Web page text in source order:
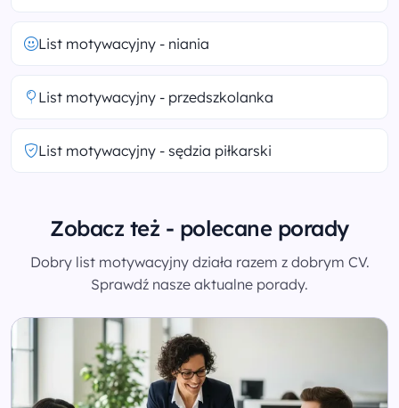
List motywacyjny - niania
List motywacyjny - przedszkolanka
List motywacyjny - sędzia piłkarski
Zobacz też - polecane porady
Dobry list motywacyjny działa razem z dobrym CV.
Sprawdź nasze aktualne porady.